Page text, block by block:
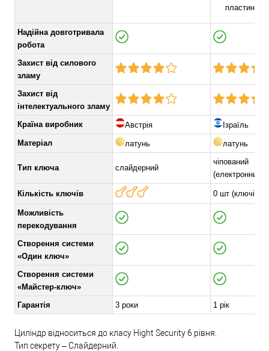
пластина.
Надійна довготривала
робота
Захист від силового
зламу
Захист від
інтелектуального зламу
Країна виробник
Австрія
Ізраїль
Матеріал
латунь латунь
Тип ключа слайдерний
чіпований
Кількість ключів 0 шт (ключі
Можливість
перекодування
Створення системи
«Один ключ»
Створення системи
«Майстер-ключ»
Гарантія
3 роки 1 рік
Циліндр відноситься до класу Hight Security 6 рівня.
Тип секрету – Слайдерний.